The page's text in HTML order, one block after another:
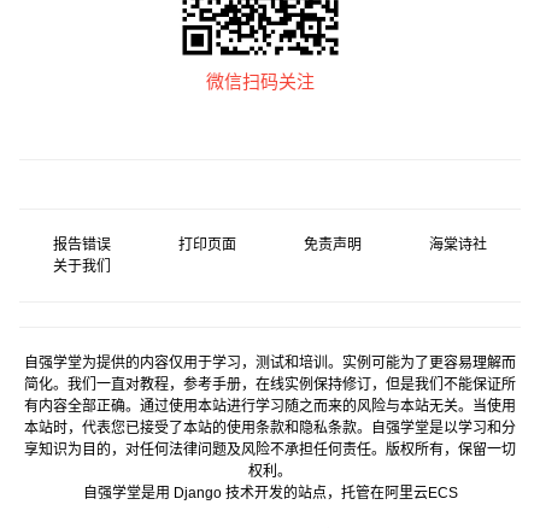
微信扫码关注
报告错误 打印页面 免责声明
海棠诗社
关于我们
自强学堂为提供的内容仅用于学习，测试和培训。实例可能为了更容易理解而
简化。我们一直对教程，参考手册，在线实例保持修订，但是我们不能保证所
有内容全部正确。通过使用本站进行学习随之而来的风险与本站无关。当使用
本站时，代表您已接受了本站的使用条款和隐私条款。自强学堂是以学习和分
享知识为目的，对任何法律问题及风险不承担任何责任。版权所有，保留一切
权利。
自强学堂是用 Django技术开发的站点，托管在阿里云ECS